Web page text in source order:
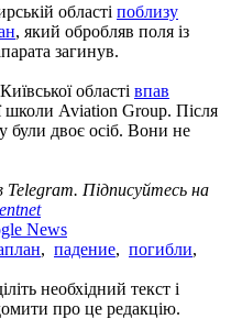
області поблизу
, який обробляв поля із
загинув.
області впав
школи Aviation Group. Після
були двоє осіб. Вони не
Telegram. Підписуйтесь на
News
, падение, погибли,
необхідний текст і
про це редакцію.